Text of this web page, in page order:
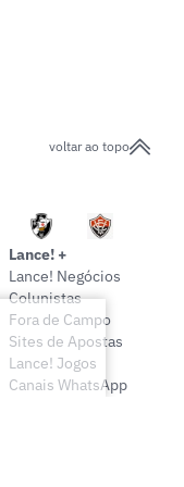
voltar ao topo
Lance! +
Lance! Negócios
Colunistas
Fora de Campo
Sites de Apostas
Lance! Jogos
Canais WhatsApp